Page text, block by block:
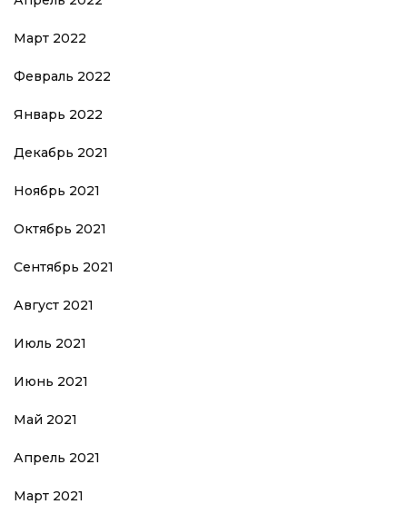
Март 2022
Февраль 2022
Январь 2022
Декабрь 2021
Ноябрь 2021
Октябрь 2021
Сентябрь 2021
Август 2021
Июль 2021
Июнь 2021
Май 2021
Апрель 2021
Март 2021